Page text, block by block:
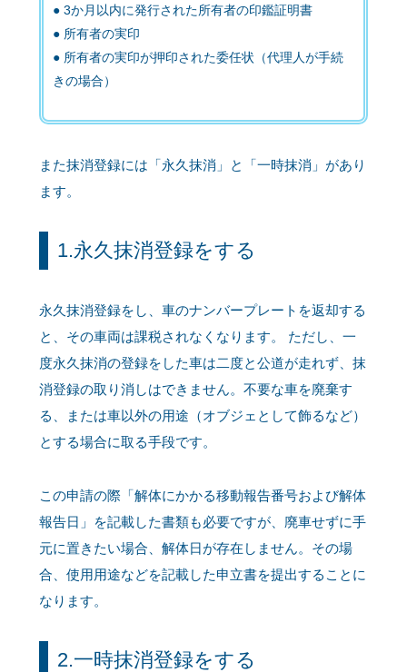
3か月以内に発行された所有者の印鑑証明書
所有者の実印
所有者の実印が押印された委任状（代理人が手続
きの場合）
また抹消登録には「永久抹消」と「一時抹消」があり
ます。
1.永久抹消登録をする
永久抹消登録をし、車のナンバープレートを返却する
と、その車両は課税されなくなります。 ただし、一
度永久抹消の登録をした車は二度と公道が走れず、抹
消登録の取り消しはできません。不要な車を廃棄す
る、または車以外の用途（オブジェとして飾るなど）
とする場合に取る手段です。
この申請の際「解体にかかる移動報告番号および解体
報告日」を記載した書類も必要ですが、廃車せずに手
元に置きたい場合、解体日が存在しません。その場
合、使用用途などを記載した申立書を提出することに
なります。
2.一時抹消登録をする